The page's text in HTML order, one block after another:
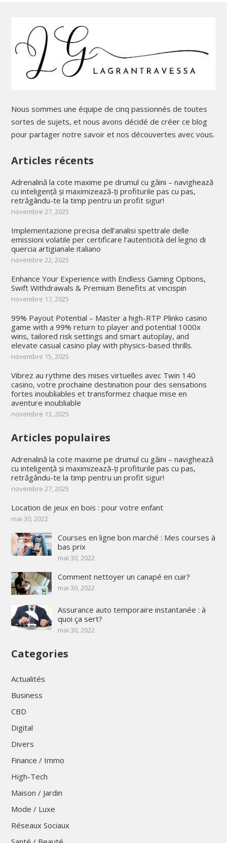
Nous sommes une équipe de cinq passionnés de toutes
sortes de sujets, et nous avons décidé de créer ce blog
pour partager notre savoir et nos découvertes avec vous.
Articles récents
Adrenalină la cote maxime pe drumul cu găini – navighează
cu inteligență și maximizează-ți profiturile pas cu pas,
retrăgându-te la timp pentru un profit sigur!
novembre 27, 2025
Implementazione precisa dell’analisi spettrale delle
emissioni volatile per certificare l’autenticità del legno di
quercia artigianale italiano
novembre 22, 2025
Enhance Your Experience with Endless Gaming Options,
Swift Withdrawals & Premium Benefits at vincispin
novembre 17, 2025
99% Payout Potential – Master a high-RTP Plinko casino
game with a 99% return to player and potential 1000x
wins, tailored risk settings and smart autoplay, and
elevate casual casino play with physics-based thrills.
novembre 15, 2025
Vibrez au rythme des mises virtuelles avec Twin 140
casino, votre prochaine destination pour des sensations
fortes inoubliables et transformez chaque mise en
aventure inoubliable
novembre 13, 2025
Articles populaires
Adrenalină la cote maxime pe drumul cu găini – navighează
cu inteligență și maximizează-ți profiturile pas cu pas,
retrăgându-te la timp pentru un profit sigur!
novembre 27, 2025
Location de jeux en bois : pour votre enfant
mai 30, 2022
Courses en ligne bon marché : Mes courses à
bas prix
mai 30, 2022
Comment nettoyer un canapé en cuir?
mai 30, 2022
Assurance auto temporaire instantanée : à
quoi ça sert?
mai 30, 2022
Categories
Actualités
Business
CBD
Digital
Divers
Finance / Immo
High-Tech
Maison / Jardin
Mode / Luxe
Réseaux Sociaux